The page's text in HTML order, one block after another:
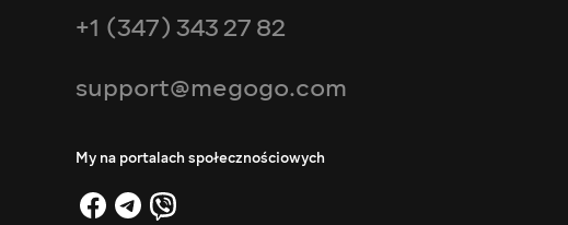
+1 (347) 343 27 82
support@megogo.com
My na portalach społecznościowych